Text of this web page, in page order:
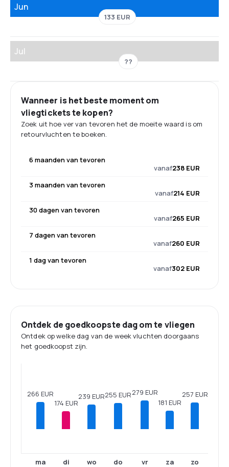
Jun
133 EUR
Jul
??
Wanneer is het beste moment om
vliegtickets te kopen?
Zoek uit hoe ver van tevoren het de moeite waard is om
retourvluchten te boeken.
6 maanden van tevoren
vanaf238 EUR
3 maanden van tevoren
vanaf214 EUR
30 dagen van tevoren
vanaf265 EUR
7 dagen van tevoren
vanaf260 EUR
1 dag van tevoren
vanaf302 EUR
Ontdek de goedkoopste dag om te vliegen
Ontdek op welke dag van de week vluchten doorgaans
het goedkoopst zijn.
266 EUR
ma
174 EUR
di
239 EUR
wo
255 EUR
do
279 EUR
vr
181 EUR
za
257 EUR
zo